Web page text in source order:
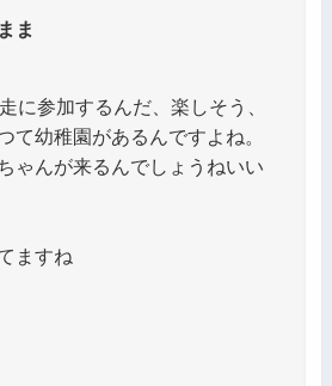
ま
に参加するんだ、楽しそう、
て幼稚園があるんですよね。
ゃんが来るんでしょうねいい
ますね